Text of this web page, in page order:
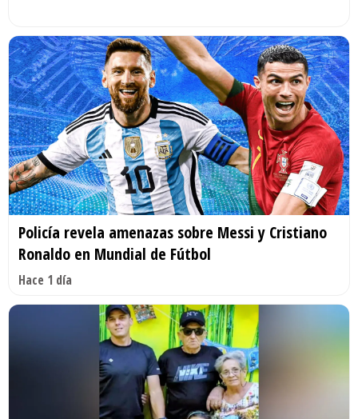
Policía revela amenazas sobre Messi y Cristiano
Ronaldo en Mundial de Fútbol
Hace 1 día